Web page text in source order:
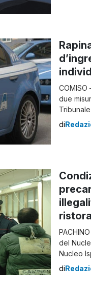
COMISO
due
di
del
Nucleo
di